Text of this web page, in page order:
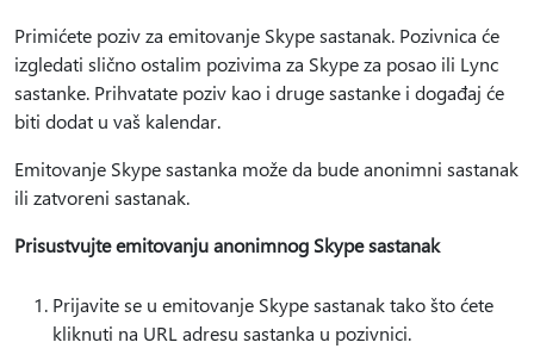
Primićete poziv za emitovanje Skype sastanak. Pozivnica će
izgledati slično ostalim pozivima za Skype za posao ili Lync
sastanke. Prihvatate poziv kao i druge sastanke i događaj će
biti dodat u vaš kalendar.
Emitovanje Skype sastanka može da bude anonimni sastanak
ili zatvoreni sastanak.
Prisustvujte emitovanju anonimnog Skype sastanak
Prijavite se u emitovanje Skype sastanak tako što ćete
kliknuti na URL adresu sastanka u pozivnici.